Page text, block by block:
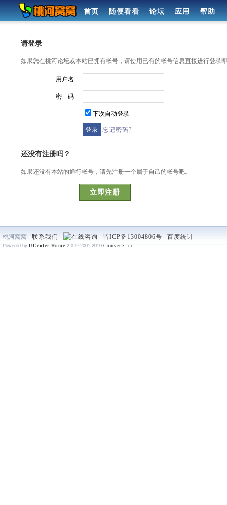
首页 随便看看 论坛 应用 帮助
请登录
如果您在桃河论坛或本站已拥有帐号，请使用已有的帐号信息直接进行登录
用户名
密 码
下次自动登录
忘记密码?
还没有注册吗？
如果还没有本站的通行帐号，请先注册一个属于自己的帐号吧。
立即注册
桃河窝窝 - 联系我们 - - 晋ICP备13004806号 - 百度统计
Powered by UCenter Home 2.0 © 2001-2010 Comsenz Inc.